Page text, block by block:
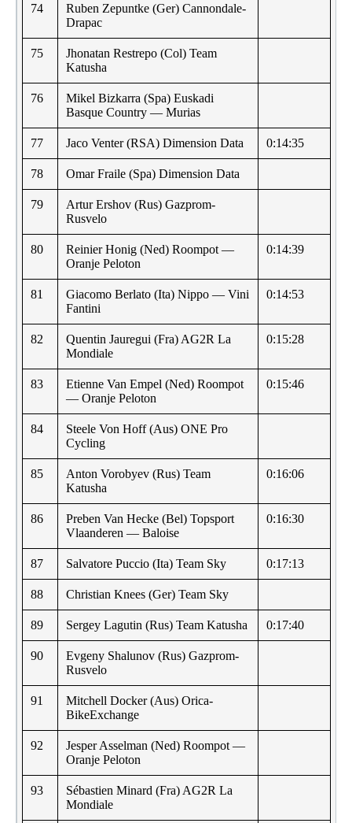
74
Ruben Zepuntke (Ger) Cannondale-
Drapac
75
Jhonatan Restrepo (Col) Team
Katusha
76
Mikel Bizkarra (Spa) Euskadi
Basque Country — Murias
77 Jaco Venter (RSA) Dimension Data 0:14:35
78 Omar Fraile (Spa) Dimension Data
79
Artur Ershov (Rus) Gazprom-
Rusvelo
80
Reinier Honig (Ned) Roompot —
Oranje Peloton
0:14:39
81
Giacomo Berlato (Ita) Nippo — Vini
Fantini
0:14:53
82
Quentin Jauregui (Fra) AG2R La
Mondiale
0:15:28
83
Etienne Van Empel (Ned) Roompot
— Oranje Peloton
0:15:46
84
Steele Von Hoff (Aus) ONE Pro
Cycling
85
Anton Vorobyev (Rus) Team
Katusha
0:16:06
86
Preben Van Hecke (Bel) Topsport
Vlaanderen — Baloise
0:16:30
87 Salvatore Puccio (Ita) Team Sky 0:17:13
88 Christian Knees (Ger) Team Sky
89 Sergey Lagutin (Rus) Team Katusha 0:17:40
90
Evgeny Shalunov (Rus) Gazprom-
Rusvelo
91
Mitchell Docker (Aus) Orica-
BikeExchange
92
Jesper Asselman (Ned) Roompot —
Oranje Peloton
93
Sébastien Minard (Fra) AG2R La
Mondiale